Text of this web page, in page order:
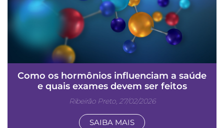
Como os hormônios influenciam a saúde
e quais exames devem ser feitos
Ribeirão Preto, 27/02/2026
SAIBA MAIS